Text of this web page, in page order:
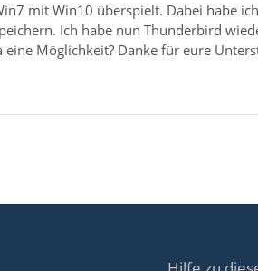
mit Win10 überspielt. Dabei habe
Ich habe nun Thunderbird
eine Möglichkeit? Danke für eure